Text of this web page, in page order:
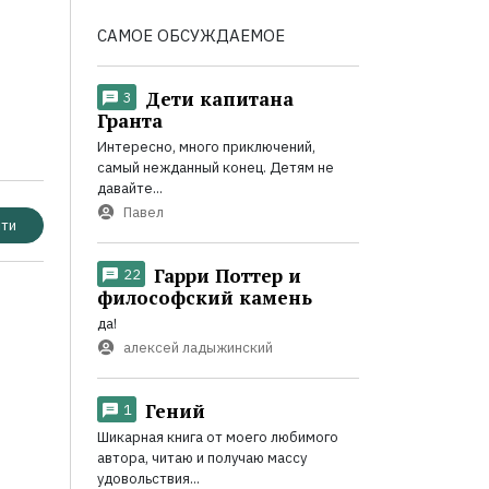
САМОЕ ОБСУЖДАЕМОЕ
3
Дети капитана
Гранта
Интересно, много приключений,
самый нежданный конец. Детям не
давайте...
Павел
22
Гарри Поттер и
философский камень
да!
алексей ладыжинский
1 Гений
Шикарная книга от моего любимого
автора, читаю и получаю массу
удовольствия...